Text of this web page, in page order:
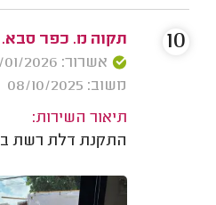
תקוה מ. כפר סבא.
אשרור: 06/01/2026
משוב: 08/10/2025
תיאור השירות:
התקנת דלת רשת
10